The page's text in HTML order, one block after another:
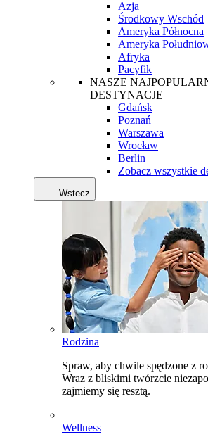
Azja
Środkowy Wschód
Ameryka Północna
Ameryka
Afryka
Pacyfik
NASZE
DESTYNACJE
Gdańsk
Poznań
Warszawa
Wrocław
Berlin
Zobacz wszystkie
Wstecz
Rodzina
Spraw, aby chwile spędzone z
Wraz z bliskimi twórzcie
zajmiemy się resztą.
Wellness